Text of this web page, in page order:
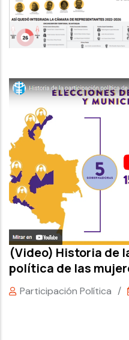
(Video) Historia de
política de las
Participación Política /